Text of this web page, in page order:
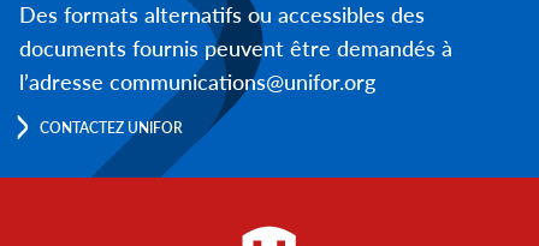
Des formats alternatifs ou accessibles des
documents fournis peuvent être demandés à
l’adresse communications@unifor.org
CONTACTEZ UNIFOR